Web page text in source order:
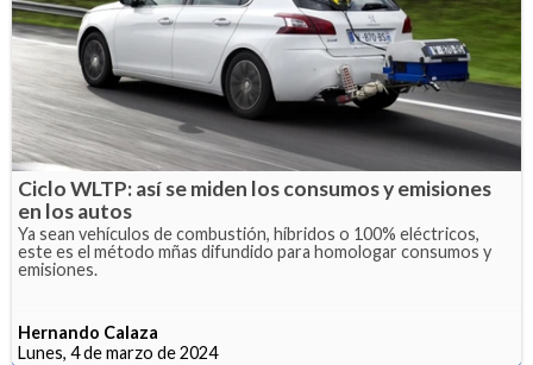
Ciclo WLTP: así se miden los consumos y emisiones
en los autos
Ya sean vehículos de combustión, híbridos o 100% eléctricos,
este es el método mñas difundido para homologar consumos y
emisiones.
Hernando Calaza
Lunes, 4 de marzo de 2024